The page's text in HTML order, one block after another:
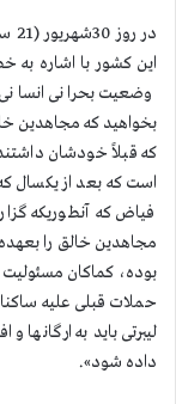
این كشور با اشاره به
وضعیت بحرانی
بخواهید كه مجاهدین
كه قبلاً خودشان
است كه بعد از یكسال
فیاض كه آنطوریكه
مجاهدین خالق را
بوده، كماكان مسئولیت
حملات قبلی علیه
لیبرتی باید به
داده شود».